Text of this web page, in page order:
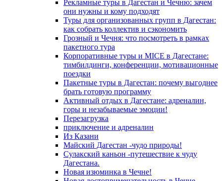
Рекламные туры в Дагестан и Чечню: зачем
они нужны и кому подходят
Туры для организованных групп в Дагестан:
как собрать коллектив и сэкономить
Грозный и Чечня: что посмотреть в рамках
пакетного тура
Корпоративные туры и MICE в Дагестане:
тимбилдинги, конференции, мотивационные
поездки
Пакетные туры в Дагестан: почему выгоднее
брать готовую программу
Активный отдых в Дагестане: адреналин,
горы и незабываемые эмоции!
Перезагрузка
приключение и адреналин
Из Казани
Майский Дагестан -чудо природы!
Сулакский каньон -путешествие к чуду
Дагестана.
Новая изюминка в Чечне!